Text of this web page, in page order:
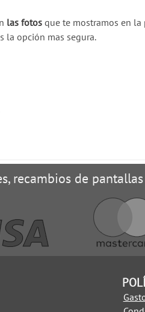
las fotos que te mostramos en
la opción mas segura.
recambios de